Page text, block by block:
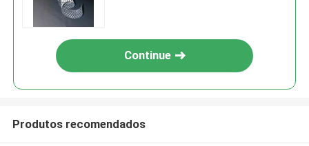
Continue
Produtos recomendados